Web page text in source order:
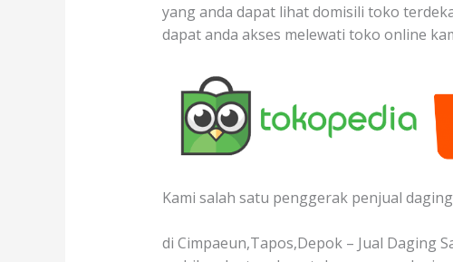
yang anda dapat lihat domisili toko
dapat anda akses melewati toko online
Kami salah satu penggerak penjual
di Cimpaeun,Tapos,Depok – Jual Daging